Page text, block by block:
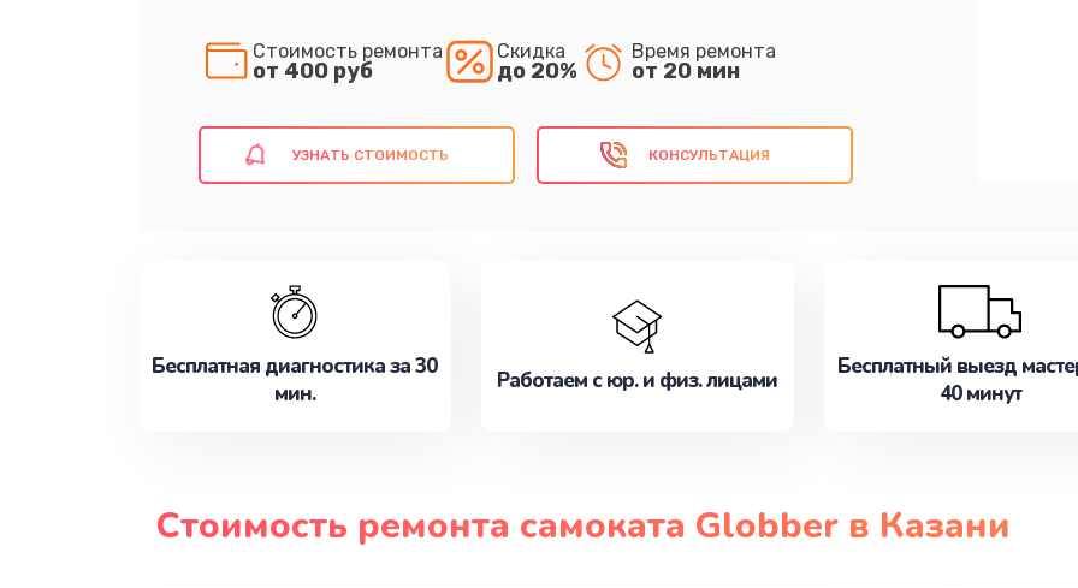
Стоимость ремонта
от 400 руб
Скидка
до 20%
Время ремонта
от 20 мин
УЗНАТЬ СТОИМОСТЬ КОНСУЛЬТАЦИЯ
Бесплатная диагностика за 30
мин.
Работаем с юр. и физ. лицами
Бесплатный выезд
40 минут
Стоимость ремонта самоката Globber в Казани